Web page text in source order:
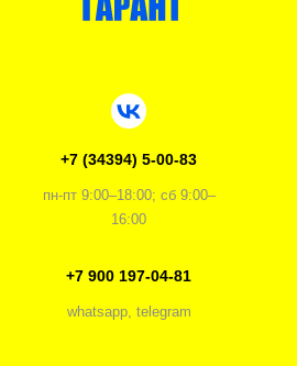
+7 (34394) 5-00-83
пн-пт 9:00–18:00; сб 9:00–
16:00
+7 900 197-04-81
whatsapp, telegram